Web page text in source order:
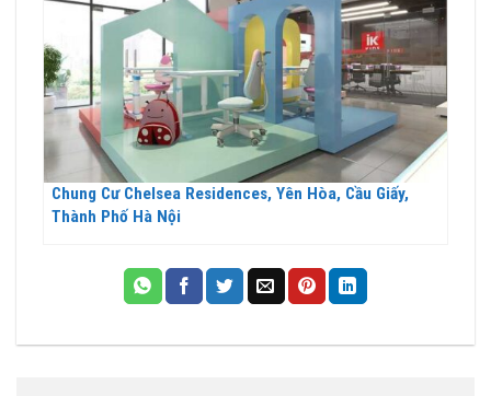
Chung Cư Chelsea Residences, Yên Hòa, Cầu Giấy,
Thành Phố Hà Nội